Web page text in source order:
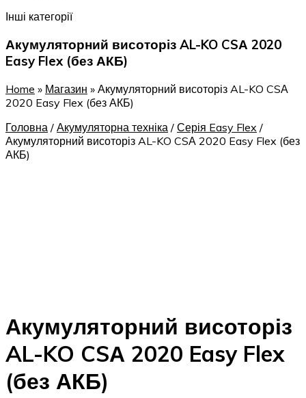
Інші категорії
Акумуляторний висоторіз AL-KO CSА 2020
Easy Flex (без АКБ)
Home » Магазин » Акумуляторний висоторіз AL-KO CSА
2020 Easy Flex (без АКБ)
Головна / Акумуляторна техніка / Серія Easy Flex /
Акумуляторний висоторіз AL-KO CSА 2020 Easy Flex (без
АКБ)
Акумуляторний висоторіз
AL-KO CSА 2020 Easy Flex
(без АКБ)